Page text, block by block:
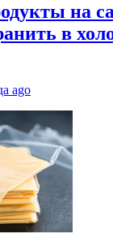
на
в
ago